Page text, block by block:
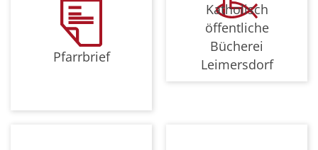
Pfarrbrief
Katholisch
öffentliche
Bücherei
Leimersdorf